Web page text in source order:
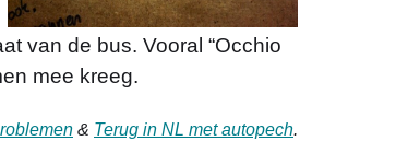
van de bus. Vooral “Occhio
mee kreeg.
& Terug in NL met autopech.